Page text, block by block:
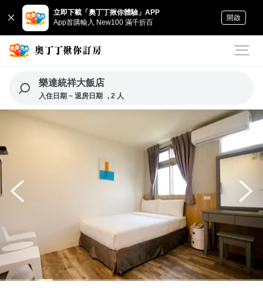
立即下載「奧丁丁揪你體驗」APP
App首購輸入 New100 滿千折百
開啟
樂達統祥大飯店
入住日期 ~ 退房日期 , 2 人